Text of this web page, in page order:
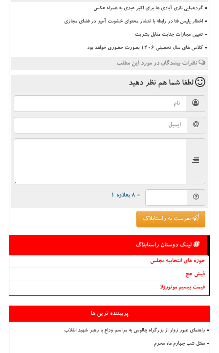
گردهمایی نازی آبادی ها برای اکبر عبدی به همراه عکس
اخطار پلیس فتا در رابطه با انتشار محتوای خشونت آمیز در فضای مجازی
تعیین مجازات جنایت مقابل بشریت
کلاس های سال تحصیلی ۱۴۰۶ بصورت حضوری خواهد بود
نظرات بینندگان در مورد این مطلب
لطفا شما هم نظر دهید
= ۸ بعلاوه ۱
بفرست به راستابلاگ
لینک دوستان راستابلاگ
حوزه های انتخابیه مجلس
فیش حج
قیمت بیسیم موتورولا
پربیننده ترین ها
راهنمای عبور زوار از بزرگراه چالوس به مراسم وداع با رهبر شهید انقلاب
مقتل شب چهارم ماه محرم